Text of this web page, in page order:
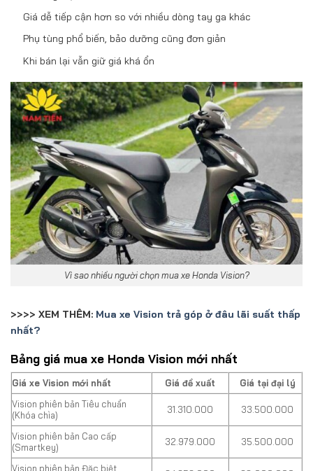
Giá dễ tiếp cận hơn so với nhiều dòng tay ga khác
Phụ tùng phổ biến, bảo dưỡng cũng đơn giản
Khi bán lại vẫn giữ giá khá ổn
Vì sao nhiều người chọn mua xe Honda Vision?
>>>> XEM THÊM: Mua xe Vision trả góp ở đâu lãi suất thấp
nhất?
Bảng giá mua xe Honda Vision mới nhất
Giá xe Vision mới nhất Giá đề xuất
Giá tại đại lý
Vision phiên bản Tiêu chuẩn
(Khóa chìa)
31.310.000 33.500.000
Vision phiên bản Cao cấp
(Smartkey)
32.979.000 35.500.000
Vision phiên bản Đặc biệt